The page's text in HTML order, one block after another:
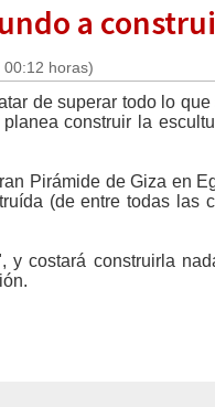
a
horas)
de superar todo lo
construir la
Pirámide de Giza en
(de entre todas las
y costará construirla